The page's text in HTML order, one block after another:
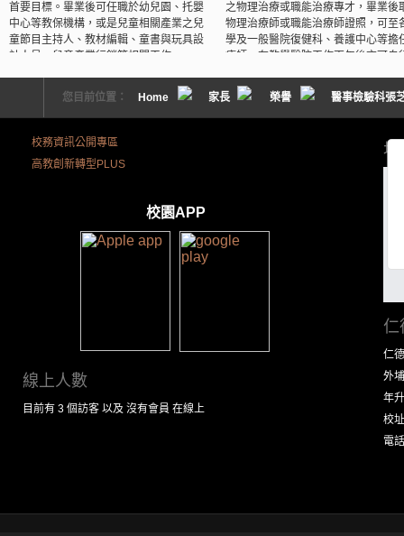
首要目標。畢業後可任職於幼兒園、托嬰
中心等教保機構，或是兒童相關產業之兒
童節目主持人、教材編輯、童書與玩具設
計人員、兒童產業行銷等相關工作。
READ MORE
之物理治療或職能治療專才，畢業後
物理治療師或職能治療師證照，可至
學及一般醫院復健科、養護中心等擔
療師，在教學醫院工作兩年後亦可自
您目前位置： Home 家長 榮譽 醫事檢驗科張
校務資訊公開專區
高教創新轉型PLUS
校園APP
線上人數
目前有 3 個訪客 以及 沒有會員 在線上
地
仁
仁
外
年
校
電